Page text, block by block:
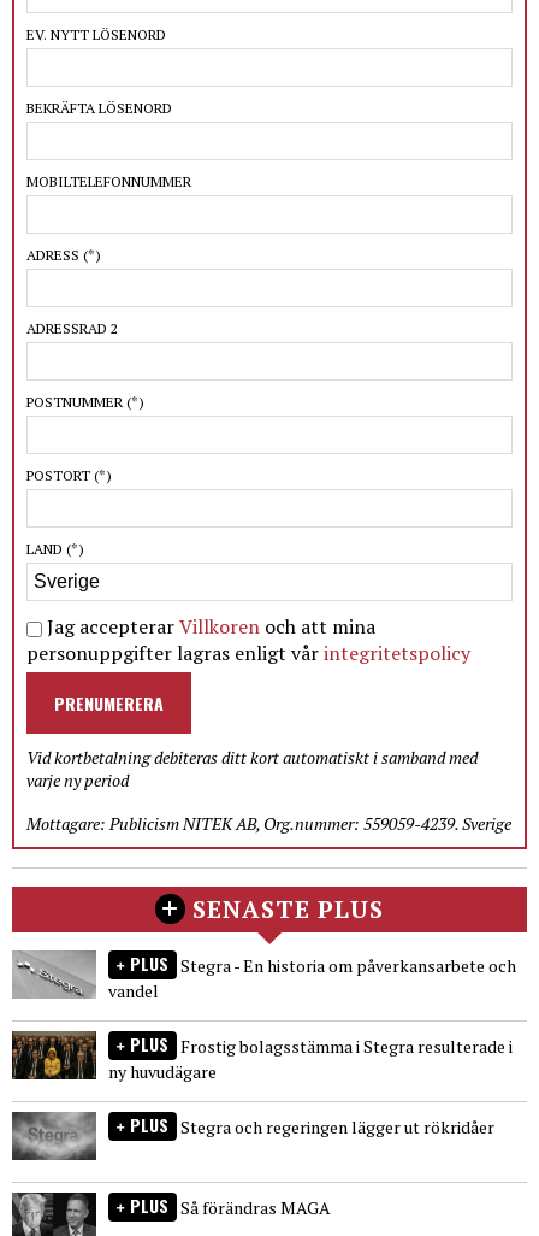
EV. NYTT LÖSENORD
BEKRÄFTA LÖSENORD
MOBILTELEFONNUMMER
ADRESS (*)
ADRESSRAD 2
POSTNUMMER (*)
POSTORT (*)
LAND (*)
Jag accepterarVillkoren och att mina
personuppgifter lagras enligt vårintegritetspolicy
PRENUMERERA
Vid kortbetalning debiteras ditt kort automatiskt i samband med
varje ny period
Mottagare: Publicism NITEK AB, Org.nummer: 559059-4239. Sverige
SENASTE PLUS
PLUS Stegra - En historia om påverkansarbete och
vandel
PLUS Frostig bolagsstämma i Stegra resulterade i
ny huvudägare
PLUS Stegra och regeringen lägger ut rökridåer
PLUS Så förändras MAGA